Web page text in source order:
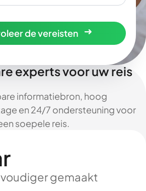
de vereisten
experts voor uw reis
informatiebron, hoog
en 24/7 ondersteuning voor
soepele reis.
gemaakt